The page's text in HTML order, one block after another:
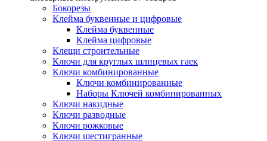
Бокорезы
Клейма буквенные и цифровые
Клейма буквенные
Клейма цифровые
Клещи строительные
Ключи для круглых шлицевых гаек
Ключи комбинированные
Ключи комбинированные
Наборы Ключей комбинированных
Ключи накидные
Ключи разводные
Ключи рожковые
Ключи шестигранные